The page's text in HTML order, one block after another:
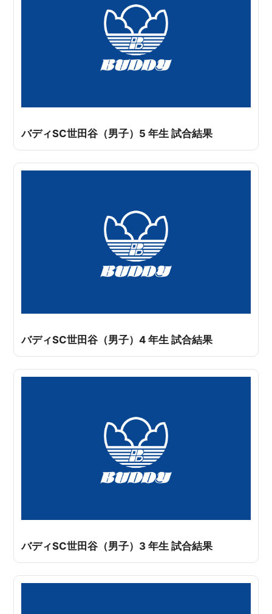
バディSC世田谷（男子）5 年生 試合結果
バディSC世田谷（男子）4 年生 試合結果
バディSC世田谷（男子）3 年生 試合結果